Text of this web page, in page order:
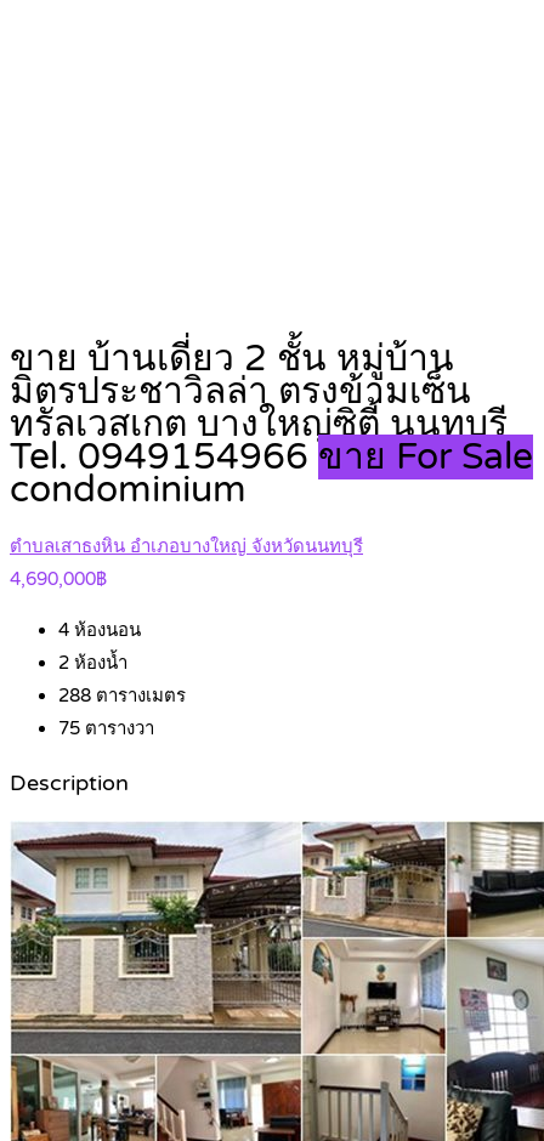
ขาย บ้านเดี่ยว 2 ชั้น หมู่บ้าน
มิตรประชาวิลล่า ตรงข้ามเซ็น
ทรัลเวสเกต บางใหญ่ซิตี้ นนทบุรี
Tel. 0949154966ขาย For Sale
condominium
ตำบลเสาธงหิน อำเภอบางใหญ่ จังหวัดนนทบุรี
4,690,000฿
4 ห้องนอน
2 ห้องน้ำ
288 ตารางเมตร
75 ตารางวา
Description